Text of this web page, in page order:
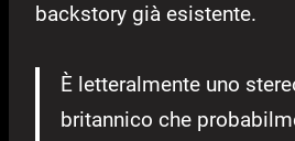
backstory già esistente.
È letteralmente uno
britannico che